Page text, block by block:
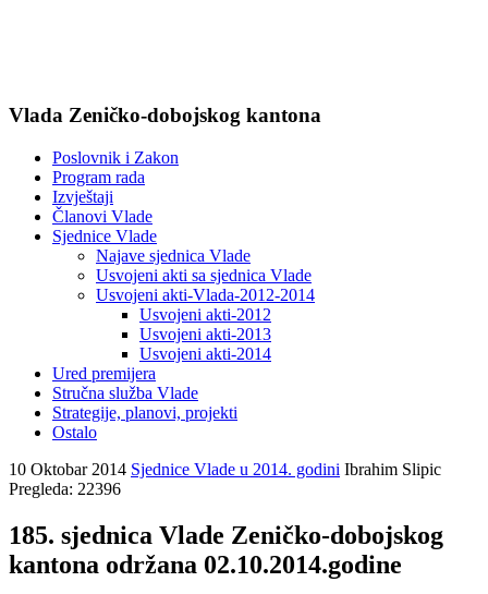
Vlada Zeničko-dobojskog kantona
Poslovnik i Zakon
Program rada
Izvještaji
Članovi Vlade
Sjednice Vlade
Najave sjednica Vlade
Usvojeni akti sa sjednica Vlade
Usvojeni akti-Vlada-2012-2014
Usvojeni akti-2012
Usvojeni akti-2013
Usvojeni akti-2014
Ured premijera
Stručna služba Vlade
Strategije, planovi, projekti
Ostalo
10 Oktobar 2014 Sjednice Vlade u 2014. godini Ibrahim Slipic
Pregleda: 22396
185. sjednica Vlade Zeničko-dobojskog
kantona održana 02.10.2014.godine